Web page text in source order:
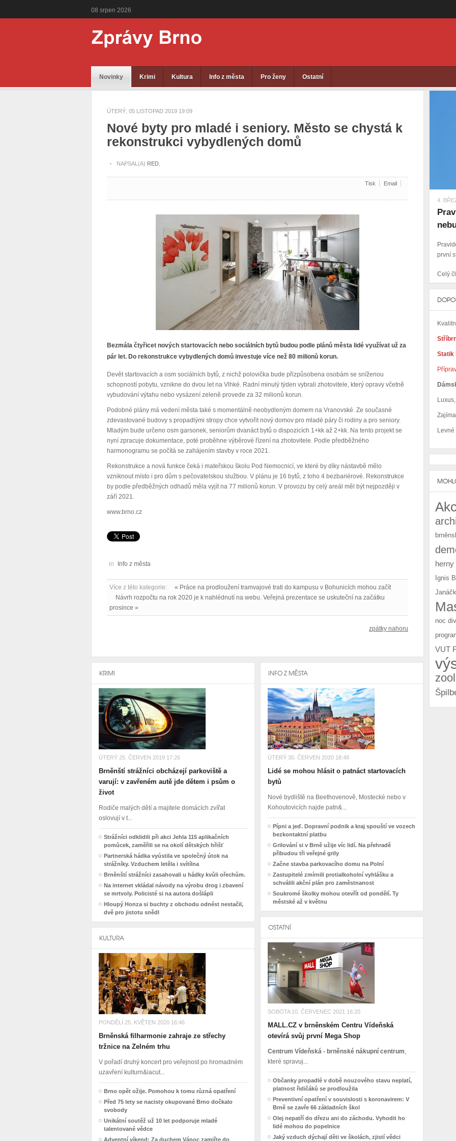
08 srpen 2026
Novinky Krimi Kultura Info z města Pro ženy Ostatní
ÚTERÝ, 05 LISTOPAD 2019 19:09
Nové byty pro mladé i seniory. Město se chystá k
rekonstrukci vybydlených domů
NAPSAL(A) RED.
Tisk Email
Bezmála čtyřicet nových startovacích nebo sociálních bytů budou podle plánů města lidé využívat už za
pár let. Do rekonstrukce vybydlených domů investuje více než 80 milionů korun.
Devět startovacích a osm sociálních bytů, z nichž polovička bude přizpůsobena osobám se sníženou
schopností pobytu, vznikne do dvou let na Vlhké. Radní minulý týden vybrali zhotovitele, který opravy včetně
vybudování výtahu nebo vysázení zeleně provede za 32 milionů korun.
Podobné plány má vedení města také s momentálně neobydleným domem na Vranovské. Ze současné
zdevastované budovy s propadlými stropy chce vytvořit nový domov pro mladé páry či rodiny a pro seniory.
Mladým bude určeno osm garsonek, seniorům dvanáct bytů o dispozicích 1+kk až 2+kk. Na tento projekt se
nyní zpracuje dokumentace, poté proběhne výběrové řízení na zhotovitele. Podle předběžného
harmonogramu se počítá se zahájením stavby v roce 2021.
Rekonstrukce a nová funkce čeká i mateřskou školu Pod Nemocnicí, ve které by díky nástavbě mělo
vzniknout místo i pro dům s pečovatelskou službou. V plánu je 16 bytů, z toho 4 bezbariérové. Rekonstrukce
by podle předběžných odhadů měla vyjít na 77 milionů korun. V provozu by celý areál měl být nejpozději v
září 2021.
www.brno.cz
in Info z města
Více z této kategorie:
« Práce na prodloužení tramvajové trati do kampusu v Bohunicích mohou začít
Návrh rozpočtu na rok 2020 je k nahlédnutí na webu. Veřejná prezentace se uskuteční na začátku
prosince »
zpátky nahoru
KRIMI
ÚTERÝ 25. ČERVEN 2019 17:26
Brněnští strážníci obcházejí parkoviště a
varují: v zavřeném autě jde dětem i psům o
život
Rodiče malých dětí a majitele domácích zvířat
oslovují v t...
Strážníci odklidili při akci Jehla 115 aplikačních
pomůcek, zaměřili se na okolí dětských hřišť
Partnerská hádka vyústila ve společný útok na
strážníky. Vzduchem letěla i svítílna
Brněnští strážníci zasahovali u hádky kvůli ořechům.
Na internet vkládal návody na výrobu drog i zbavení
se mrtvoly. Policisté si na autora došlápli
Hloupý Honza si buchty z obchodu odnést nestačil,
dvě pro jistotu snědl
KULTURA
PONDĚLÍ 25. KVĚTEN 2020 16:46
Brněnská filharmonie zahraje ze střechy
tržnice na Zelném trhu
V pořadí druhý koncert pro veřejnost po hromadném
uzavření kulturn&iacut...
Brno opět ožije. Pomohou k tomu různá opatření
Před 75 lety se nacisty okupované Brno dočkalo
svobody
Unikátní soutěž už 10 let podporuje mladé
talentované vědce
Adventní víkend: Za duchem Vánoc zamiřte do
INFO Z MĚSTA
ÚTERÝ 30. ČERVEN 2020 18:48
Lidé se mohou hlásit o patnáct startovacích
bytů
Nové bydliště na Beethovenově, Mostecké nebo v
Kohoutovicích najde patn&...
Pípni a jeď. Dopravní podnik a kraj spouští ve vozech
bezkontaktní platbu
Grilování si v Brně užije víc lidí. Na přehradě
přibudou tři veřejné grily
Začne stavba parkovacího domu na Polní
Zastupitelé zmírnili protialkoholní vyhlášku a
schválili akční plán pro zaměstnanost
Soukromé školky mohou otevřít od pondělí. Ty
městské až v květnu
OSTATNÍ
SOBOTA 10. ČERVENEC 2021 16:20
MALL.CZ v brněnském Centru Vídeňská
otevírá svůj první Mega Shop
Centrum Vídeňská - brněnské nákupní centrum,
které spravuj...
Občanky propadlé v době nouzového stavu neplatí,
platnost řidičáků se prodloužila
Preventivní opatření v souvislosti s koronavirem: V
Brně se zavře 66 základních škol
Olej nepatří do dřezu ani do záchodu. Vyhodit ho
lidé mohou do popelnice
Jaký vzduch dýchají děti ve školách, zjistí vědci
4.
první
Celý
Statik
Levné
herny
Ignis
noc
VUT